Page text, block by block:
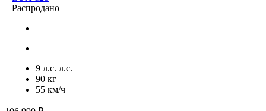
Распродано
9 л.с. л.с.
90 кг
55 км/ч